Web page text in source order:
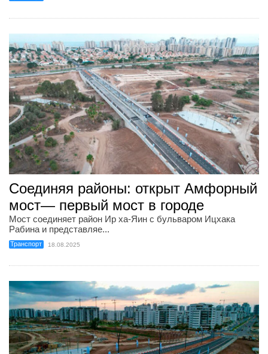
Соединяя районы: открыт Амфорный
мост— первый мост в городе
Мост соединяет район Ир ха-Яин с бульваром Ицхака
Рабина и представляе...
Транспорт 18.08.2025